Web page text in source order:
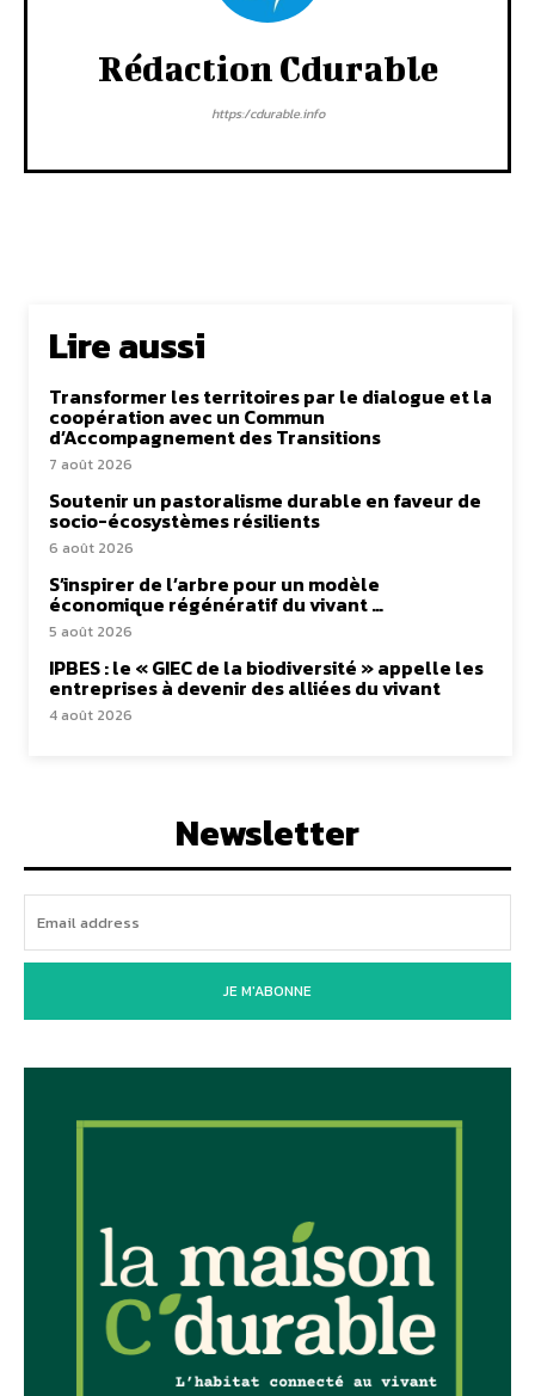
Rédaction Cdurable
https:/cdurable.info
Lire aussi
Transformer les territoires par le dialogue et la
coopération avec un Commun
d’Accompagnement des Transitions
7 août 2026
Soutenir un pastoralisme durable en faveur de
socio-écosystèmes résilients
6 août 2026
S’inspirer de l’arbre pour un modèle
économique régénératif du vivant …
5 août 2026
IPBES : le « GIEC de la biodiversité » appelle les
entreprises à devenir des alliées du vivant
4 août 2026
Newsletter
JE M'ABONNE